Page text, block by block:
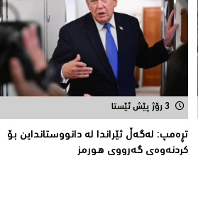
3 رۆژ پێش ئێستا
تڕەمپ: لەگەڵ ئێراندا لە دانووستانداین بۆ
کردنەوەى گەرووى هورمز